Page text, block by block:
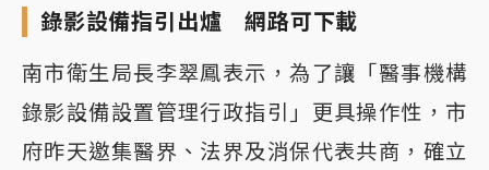
錄影設備指引出爐 網路可下載
南市衛生局長李翠鳳表示，為了讓「醫事機構
錄影設備設置管理行政指引」更具操作性，市
府昨天邀集醫界、法界及消保代表共商，確立